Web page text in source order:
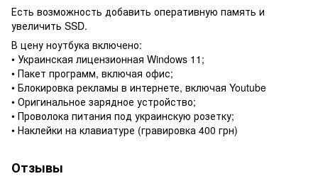
Есть возможность добавить оперативную память и
увеличить SSD.
В цену ноутбука включено:
• Украинская лицензионная Windows 11;
• Пакет программ, включая офис;
• Блокировка рекламы в интернете, включая Youtube
• Оригинальное зарядное устройство;
• Проволока питания под украинскую розетку;
• Наклейки на клавиатуре (гравировка 400 грн)
Отзывы